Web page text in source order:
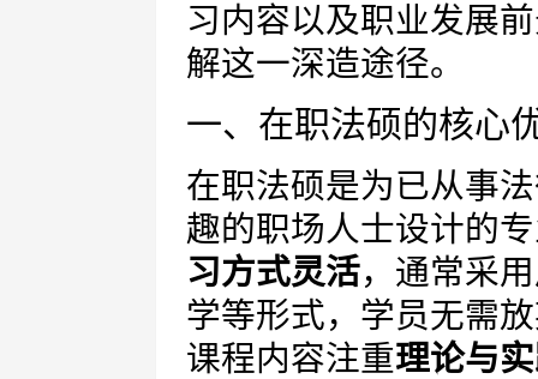
习内容以及职业发展
解这一深造途径。
一、在职法硕的核心
在职法硕是为已从事
趣的职场人士设计的
习方式灵活，通常采
学等形式，学员无需
课程内容注重理论与